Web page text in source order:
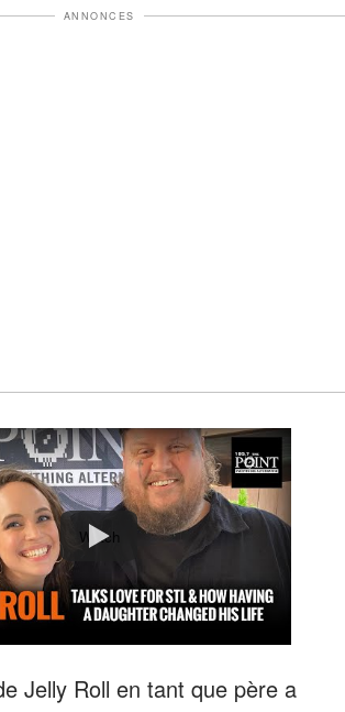
ANNONCES
Watch
Jelly Roll en tant que père a